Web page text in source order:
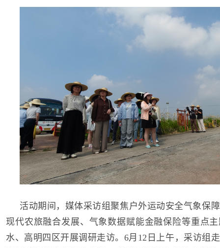
活动期间，媒体采访组聚焦户外运动安全气象保
现代农旅融合发展、气象数据赋能金融保险等重点
水、高明四区开展调研走访。6月12日上午，采访组